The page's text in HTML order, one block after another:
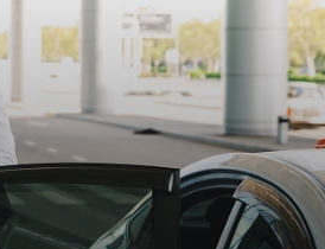
gare-aéroport
pour vos retours, profitez d’un
fiable et ponctuel vers les gares et
que vous arriviez à l’heure, sans
confort optimal. Que vous voyagiez
plaisir, laissez-moi gérer votre trajet
vous concentrer sur l’essentiel : votre
voyage.